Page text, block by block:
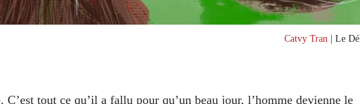
Catvy Tran | Le
C’est tout ce qu’il a fallu pour qu’un beau jour, l’homme devienne le